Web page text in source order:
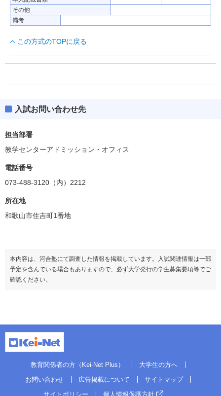
その他
備考
この方式のTOPに戻る
入試お問い合わせ先
担当部署
教学センターアドミッション・オフィス
電話番号
073-488-3120（内）2212
所在地
和歌山市住吉町1番地
本内容は、河合塾にて調査した情報を掲載しています。入試関連情報は一部
予定を含んでいる場合もありますので、必ず大学発行の学生募集要項等でご
確認ください。
教育関係者の方（Kei-Net Plus）
大学生の方へ
お問い合わせ
広告掲載について
サイトマップ
サイトポリシー
個人情報保護方針